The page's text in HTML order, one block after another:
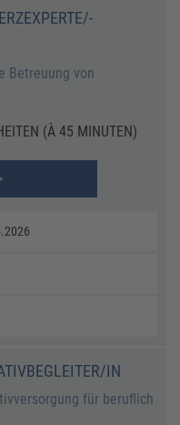
Betreuung von
(À 45 MINUTEN)
IN
für beruflich